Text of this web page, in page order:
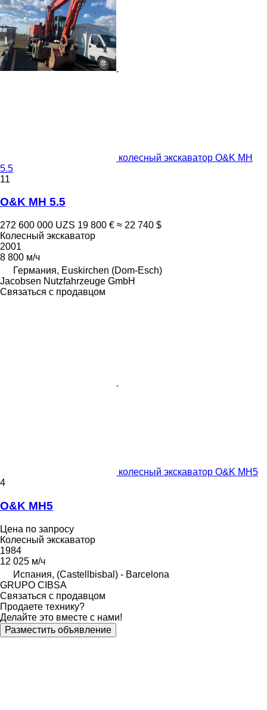
колесный экскаватор O&K MH
5.5
11
O&K MH 5.5
272 600 000 UZS 19 800 € ≈ 22 740 $
Колесный экскаватор
2001
8 800 м/ч
Германия, Euskirchen (Dom-Esch)
Jacobsen Nutzfahrzeuge GmbH
Связаться с продавцом
колесный экскаватор O&K MH5
4
O&K MH5
Цена по запросу
Колесный экскаватор
1984
12 025 м/ч
Испания, (Castellbisbal) - Barcelona
GRUPO CIBSA
Связаться с продавцом
Продаете технику?
Делайте это вместе с нами!
Разместить объявление